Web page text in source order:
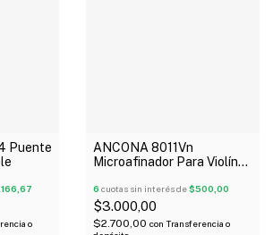
Puente
o
ANCONA 8011Vn
Microafinador Para Violín
6 cuotas sin interés de$500,00
$3.000,00
$2.700,00 con Transferencia o